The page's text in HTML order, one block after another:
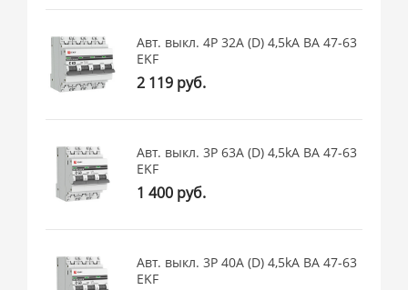
Авт. выкл. 4P 32А (D) 4,5kA ВА 47-63
EKF
2 119 руб.
Авт. выкл. 3P 63А (D) 4,5kA ВА 47-63
EKF
1 400 руб.
Авт. выкл. 3P 40А (D) 4,5kA ВА 47-63
EKF